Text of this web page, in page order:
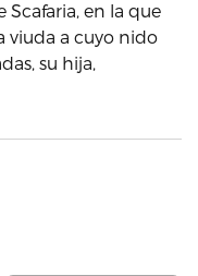
Scafaria, en la que
viuda a cuyo nido
su hija,